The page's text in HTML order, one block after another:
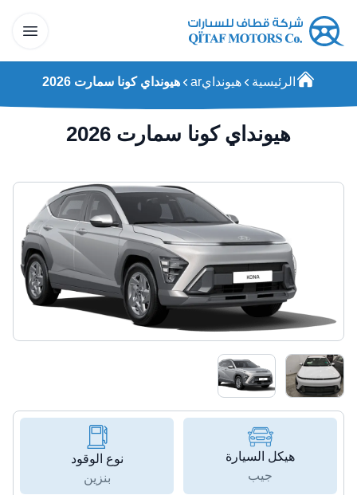
الرئيسية هيوندايar هيونداي كونا سمارت 2026
هيونداي كونا سمارت 2026
هيكل السيارة
جيب
نوع الوقود
بنزين